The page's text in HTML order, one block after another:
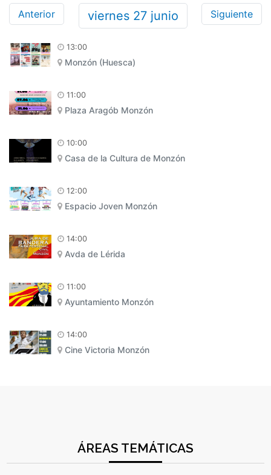
Anterior viernes 27 junio Siguiente
13:00
Monzón (Huesca)
11:00
Plaza Aragób Monzón
10:00
Casa de la Cultura de Monzón
12:00
Espacio Joven Monzón
14:00
Avda de Lérida
11:00
Ayuntamiento Monzón
14:00
Cine Victoria Monzón
ÁREAS TEMÁTICAS